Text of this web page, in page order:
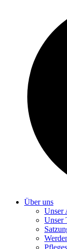
Über uns
Unser
Unser